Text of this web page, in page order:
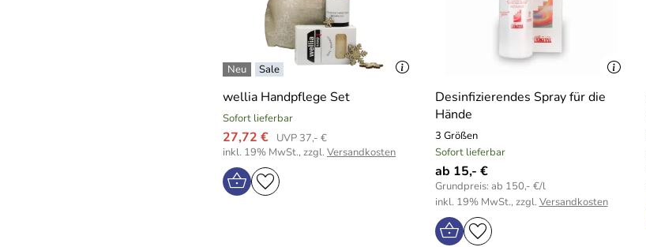
wellia Handpflege Set
Sofort lieferbar
27,72 €
UVP 37,- €
inkl. 19% MwSt., zzgl. Versandkosten
Desinfizierendes Spray für die
Hände
3 Größen
Sofort lieferbar
ab 15,- €
Grundpreis: ab 150,- €/l
inkl. 19% MwSt., zzgl. Versandkosten